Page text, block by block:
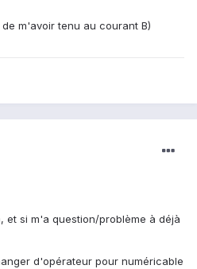
m'avoir tenu au courant B)
et si m'a question/problème à déjà
d'opérateur pour numéricable